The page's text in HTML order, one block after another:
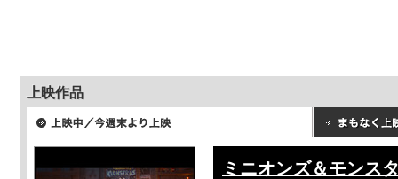
上映作品
ミニオンズ＆モンス